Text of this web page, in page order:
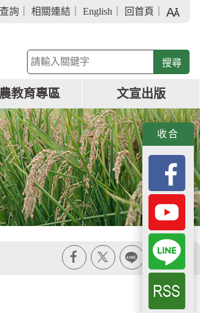
詢 相關連結 English 回首頁
小
關
鍵
查
詢
教育專區 文宣出版
收合